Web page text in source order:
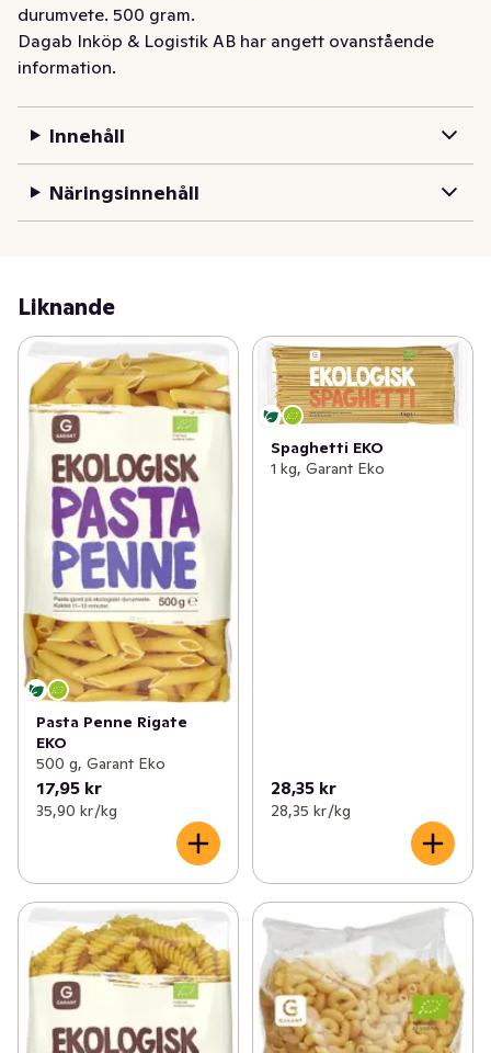
durumvete. 500 gram.
Dagab Inköp & Logistik AB har angett ovanstående
information.
Innehåll
Näringsinnehåll
Liknande
Pasta Penne Rigate
EKO
500 g, Garant Eko
17,95 kr
35,90 kr /kg
Spaghetti EKO
1 kg, Garant Eko
28,35 kr
28,35 kr /kg